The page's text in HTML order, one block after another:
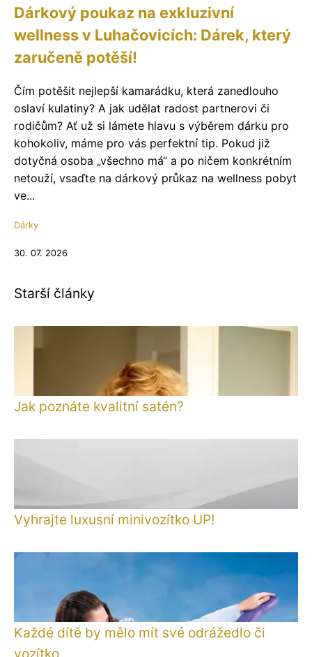
Dárkový poukaz na exkluzivní
wellness v Luhačovicích: Dárek, který
zaručeně potěší!
Čím potěšit nejlepší kamarádku, která zanedlouho
oslaví kulatiny? A jak udělat radost partnerovi či
rodičům? Ať už si lámete hlavu s výběrem dárku pro
kohokoliv, máme pro vás perfektní tip. Pokud již
dotyčná osoba „všechno má“ a po ničem konkrétním
netouží, vsaďte na dárkový průkaz na wellness pobyt
ve...
Dárky
30. 07. 2026
Starší články
Jak poznáte kvalitní satén?
Vyhrajte luxusní minivozítko UP!
Každé dítě by mělo mít své odrážedlo či
vozítko